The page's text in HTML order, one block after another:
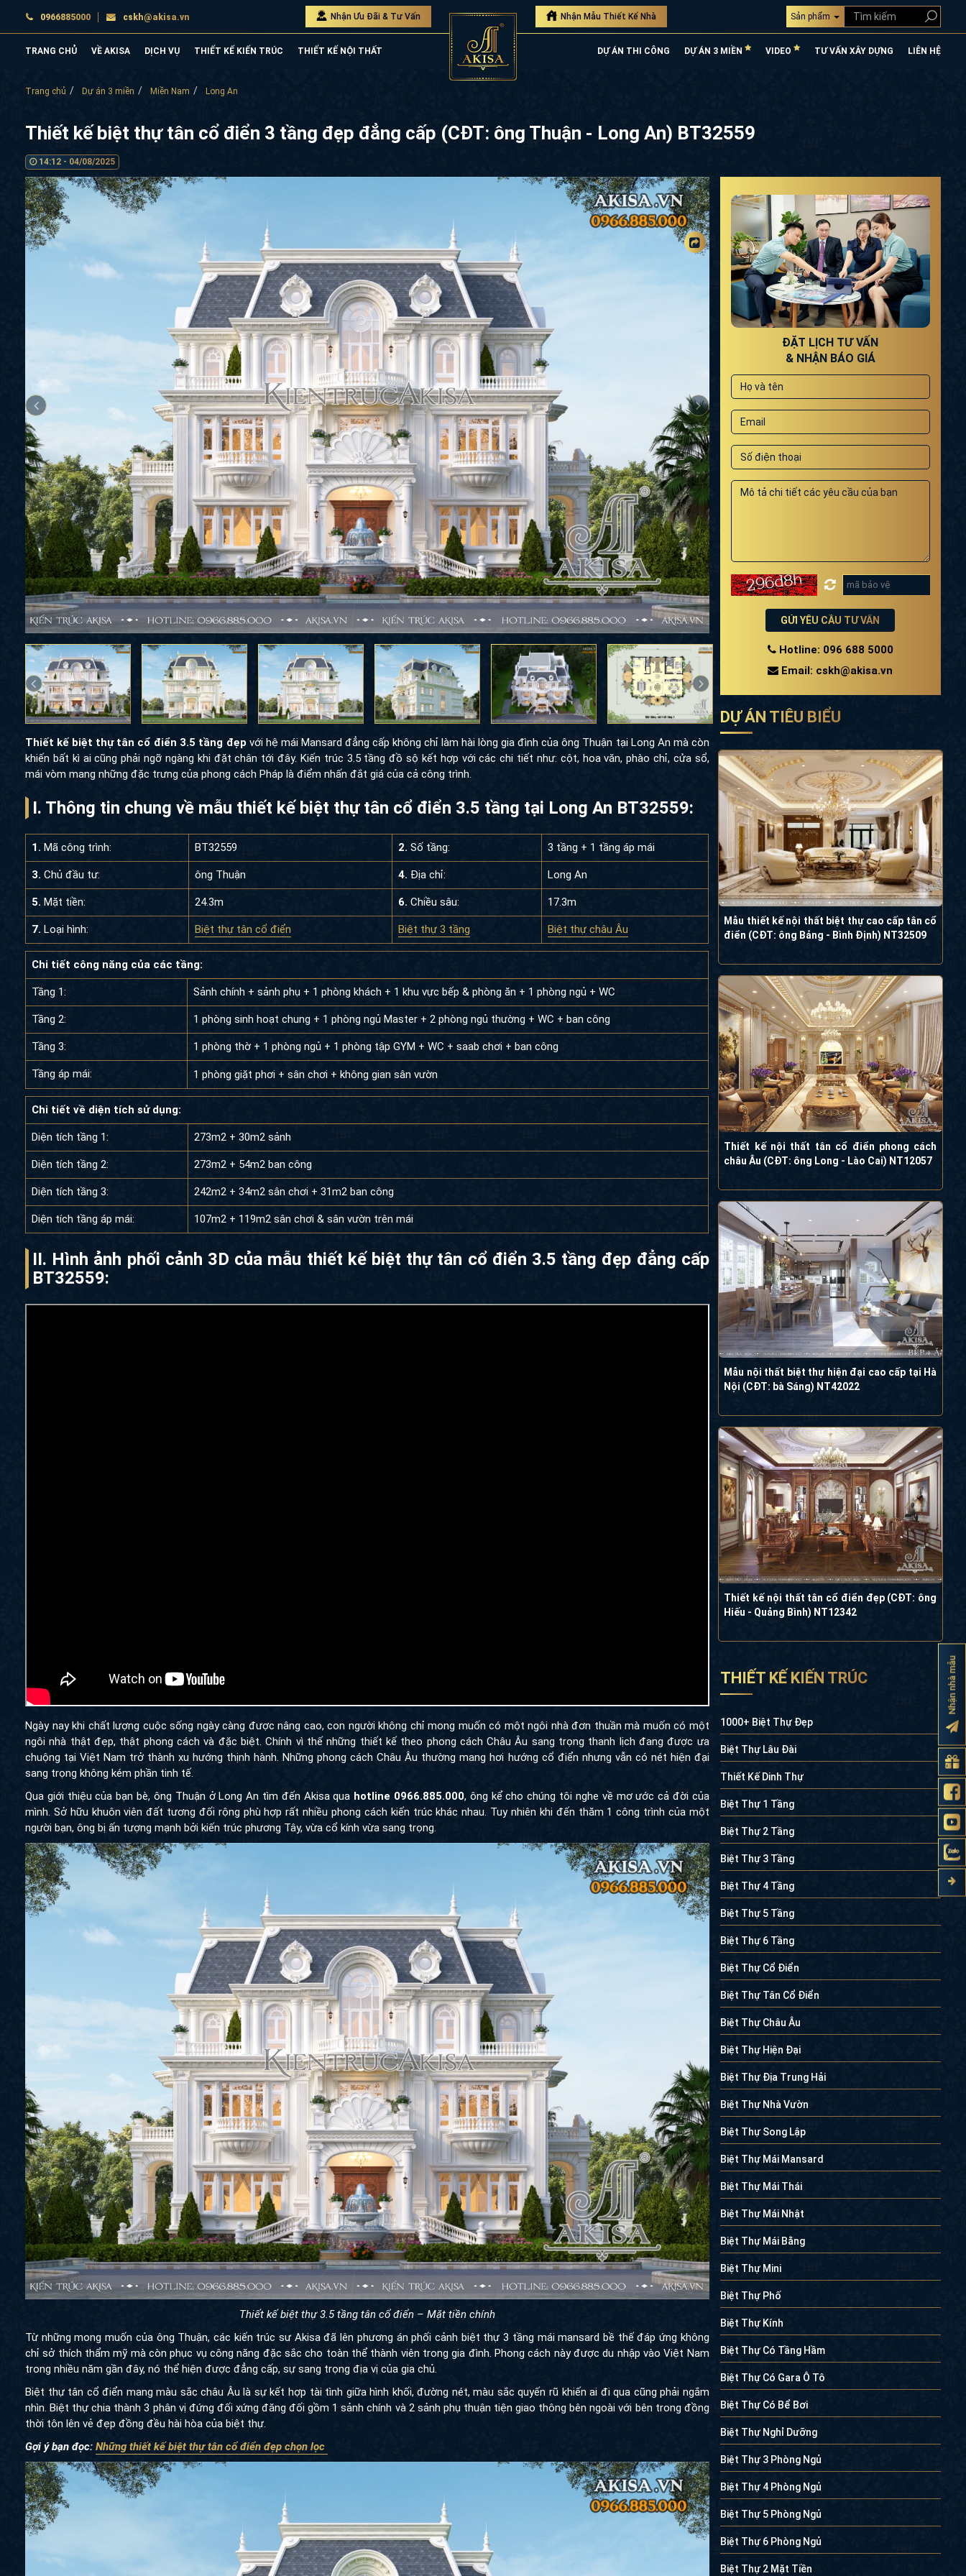
0966885000 cskh@akisa.vn Nhận Ưu Đãi & Tư Vấn Nhận Mẫu Thiết Kế Nhà Sản phẩm
TRANG CHỦ VỀ AKISA DỊCH VỤ THIẾT KẾ KIẾN TRÚC THIẾT KẾ NỘI THẤT DỰ ÁN THI CÔNG DỰ ÁN 3 MIỀN VIDEO TƯ VẤN XÂY DỰNG LIÊN HỆ
Trang chủ Dự án 3 miền Miền Nam Long An
Thiết kế biệt thự tân cổ điển 3 tầng đẹp đẳng cấp (CĐT: ông Thuận - Long An) BT32559
14:12 - 04/08/2025
Thiết kế biệt thự tân cổ điển 3.5 tầng đẹp với hệ mái Mansard đẳng cấp không chỉ làm hài lòng gia đình của ông Thuận tại Long An mà còn
khiến bất kì ai cũng phải ngỡ ngàng khi đặt chân tới đây. Kiến trúc 3.5 tầng đồ sộ kết hợp với các chi tiết như: cột, hoa văn, phào chỉ, cửa sổ,
mái vòm mang những đặc trưng của phong cách Pháp là điểm nhấn đắt giá của cả công trình.
I. Thông tin chung về mẫu thiết kế biệt thự tân cổ điển 3.5 tầng tại Long An BT32559:
1. Mã công trình: BT32559 2. Số tầng: 3 tầng + 1 tầng áp mái
3. Chủ đầu tư: ông Thuận 4. Địa chỉ: Long An
5. Mặt tiền: 24.3m 6. Chiều sâu: 17.3m
7. Loại hình: Biệt thự tân cổ điển Biệt thự 3 tầng Biệt thự châu Âu
Chi tiết công năng của các tầng:
Tầng 1: Sảnh chính + sảnh phụ + 1 phòng khách + 1 khu vực bếp & phòng ăn + 1 phòng ngủ + WC
Tầng 2: 1 phòng sinh hoạt chung + 1 phòng ngủ Master + 2 phòng ngủ thường + WC + ban công
Tầng 3: 1 phòng thờ + 1 phòng ngủ + 1 phòng tập GYM + WC + saab chơi + ban công
Tầng áp mái: 1 phòng giặt phơi + sân chơi + không gian sân vườn
Chi tiết về diện tích sử dụng:
Diện tích tầng 1: 273m2 + 30m2 sảnh
Diện tích tầng 2: 273m2 + 54m2 ban công
Diện tích tầng 3: 242m2 + 34m2 sân chơi + 31m2 ban công
Diện tích tầng áp mái: 107m2 + 119m2 sân chơi & sân vườn trên mái
II. Hình ảnh phối cảnh 3D của mẫu thiết kế biệt thự tân cổ điển 3.5 tầng đẹp đẳng cấp
BT32559:
Ngày nay khi chất lượng cuộc sống ngày càng được nâng cao, con người không chỉ mong muốn có một ngôi nhà đơn thuần mà muốn có một
ngôi nhà thật đẹp, thật phong cách và đặc biệt. Chính vì thế những thiết kế theo phong cách Châu Âu sang trọng thanh lịch đang được ưa
chuộng tại Việt Nam trở thành xu hướng thịnh hành. Những phong cách Châu Âu thường mang hơi hướng cổ điển nhưng vẫn có nét hiện đại
sang trọng không kém phần tinh tế.
Qua giới thiệu của bạn bè, ông Thuận ở Long An tìm đến Akisa qua hotline 0966.885.000, ông kể cho chúng tôi nghe về mơ ước cả đời của
mình. Sở hữu khuôn viên đất tương đối rộng phù hợp rất nhiều phong cách kiến trúc khác nhau. Tuy nhiên khi đến thăm 1 công trình của một
người bạn, ông bị ấn tượng mạnh bởi kiến trúc phương Tây, vừa cổ kính vừa sang trọng.
Thiết kế biệt thự 3.5 tầng tân cổ điển – Mặt tiền chính
Từ những mong muốn của ông Thuận, các kiến trúc sư Akisa đã lên phương án phối cảnh biệt thự 3 tầng mái mansard bề thế đáp ứng không
chỉ sở thích thẩm mỹ mà còn phục vụ công năng đặc sắc cho toàn thể thành viên trong gia đình. Phong cách này được du nhập vào Việt Nam
trong nhiều năm gần đây, nó thể hiện được đẳng cấp, sự sang trọng địa vị của gia chủ.
Biệt thự tân cổ điển mang màu sắc châu Âu là sự kết hợp tài tình giữa hình khối, đường nét, màu sắc quyến rũ khiến ai đi qua cũng phải ngắm
nhìn. Biệt thự chia thành 3 phân vị đứng đối xứng đăng đối gồm 1 sảnh chính và 2 sảnh phụ thuận tiện giao thông bên ngoài với bên trong đồng
thời tôn lên vẻ đẹp đồng đều hài hòa của biệt thự.
Gợi ý bạn đọc: Những thiết kế biệt thự tân cổ điển đẹp chọn lọc
ĐẶT LỊCH TƯ VẤN
& NHẬN BÁO GIÁ
GỬI YÊU CẦU TƯ VẤN
Hotline: 096 688 5000
Email: cskh@akisa.vn
DỰ ÁN TIÊU BIỂU
Mẫu thiết kế nội thất biệt thự cao cấp tân cổ
điển (CĐT: ông Bảng - Bình Định) NT32509
Thiết kế nội thất tân cổ điển phong cách
châu Âu (CĐT: ông Long - Lào Cai) NT12057
Mẫu nội thất biệt thự hiện đại cao cấp tại Hà
Nội (CĐT: bà Sáng) NT42022
Thiết kế nội thất tân cổ điển đẹp (CĐT: ông
Hiếu - Quảng Bình) NT12342
THIẾT KẾ KIẾN TRÚC
1000+ Biệt Thự Đẹp
Biệt Thự Lâu Đài
Thiết Kế Dinh Thự
Biệt Thự 1 Tầng
Biệt Thự 2 Tầng
Biệt Thự 3 Tầng
Biệt Thự 4 Tầng
Biệt Thự 5 Tầng
Biệt Thự 6 Tầng
Biệt Thự Cổ Điển
Biệt Thự Tân Cổ Điển
Biệt Thự Châu Âu
Biệt Thự Hiện Đại
Biệt Thự Địa Trung Hải
Biệt Thự Nhà Vườn
Biệt Thự Song Lập
Biệt Thự Mái Mansard
Biệt Thự Mái Thái
Biệt Thự Mái Nhật
Biệt Thự Mái Bằng
Biệt Thự Mini
Biệt Thự Phố
Biệt Thự Kính
Biệt Thự Có Tầng Hầm
Biệt Thự Có Gara Ô Tô
Biệt Thự Có Bể Bơi
Biệt Thự Nghỉ Dưỡng
Biệt Thự 3 Phòng Ngủ
Biệt Thự 4 Phòng Ngủ
Biệt Thự 5 Phòng Ngủ
Biệt Thự 6 Phòng Ngủ
Biệt Thự 2 Mặt Tiền
Nhận nhà mẫu